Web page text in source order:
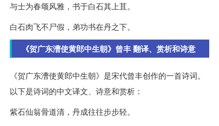
与士为春颂风雅，书于白石其上苴。
白石肉飞不尸假，弟功书在丹之下。
《贺广东漕使黄郎中生朝》曾丰 翻译、赏析和诗意
《贺广东漕使黄郎中生朝》是宋代曾丰创作的一首诗词。
以下是诗词的中文译文、诗意和赏析：
紫石仙翁骨道清，丹成往往步步轻。